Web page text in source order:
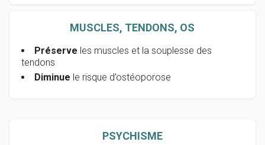
MUSCLES, TENDONS, OS
Préserve les muscles et la souplesse des
tendons
Diminue le risque d’ostéoporose
PSYCHISME